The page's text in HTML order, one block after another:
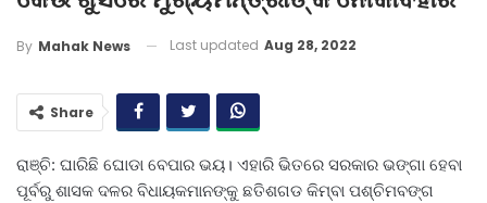
By Mahak News Last updated Aug 28, 2022
Share
ରାଞ୍ଚି: ଘାରିଛି ଘୋଡା ବେପାର ଭୟ। ଏହାରି ଭିତରେ ସରକାର ଭଙ୍ଗା ହେବା
ପୂର୍ବରୁ ଶାସକ ଦଳର ବିଧାୟକମାନଙ୍କୁ ଛତିଶଗଡ କିମ୍ବା ପଶ୍ଚିମବଙ୍ଗ